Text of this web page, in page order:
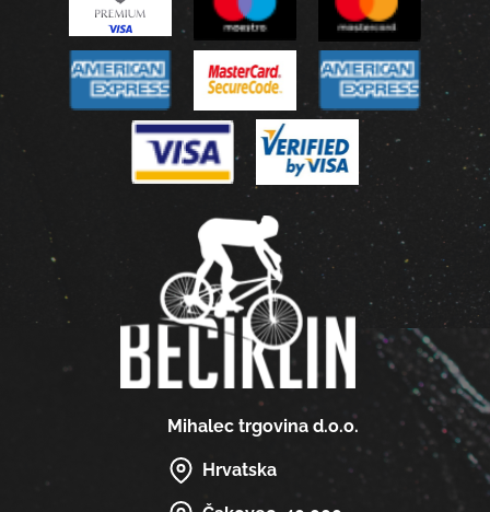
Mihalec trgovina d.o.o.
Hrvatska